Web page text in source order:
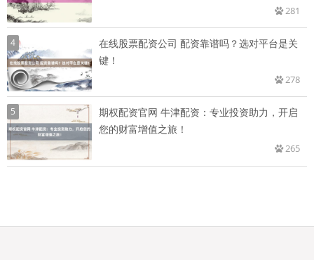
281
4
在线股票配资公司 配资靠谱吗？选对平台是关
键！
278
5
期权配资官网 牛津配资：专业投资助力，开启
您的财富增值之旅！
265